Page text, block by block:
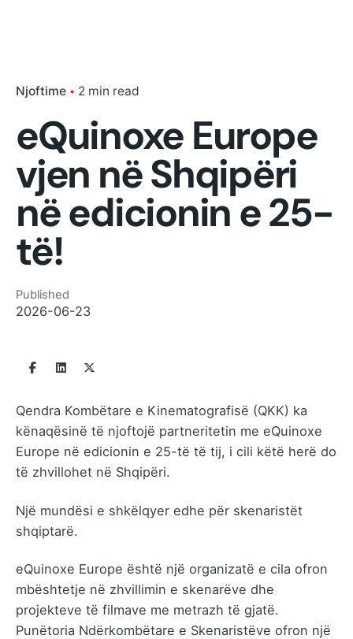
Njoftime 2 min read
eQuinoxe Europe
vjen në Shqipëri
në edicionin e 25-
të!
Published
2026-06-23
Qendra Kombëtare e Kinematografisë (QKK) ka
kënaqësinë të njoftojë partneritetin me eQuinoxe
Europe në edicionin e 25-të të tij, i cili këtë herë do
të zhvillohet në Shqipëri.
Një mundësi e shkëlqyer edhe për skenaristët
shqiptarë.
eQuinoxe Europe është një organizatë e cila ofron
mbështetje në zhvillimin e skenarëve dhe
projekteve të filmave me metrazh të gjatë.
Punëtoria Ndërkombëtare e Skenaristëve ofron një